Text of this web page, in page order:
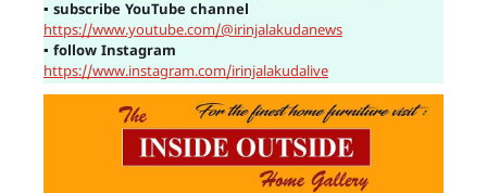
▪ subscribe YouTube channel
https://www.youtube.com/@irinjalakudanews
▪ follow Instagram
https://www.instagram.com/irinjalakudalive